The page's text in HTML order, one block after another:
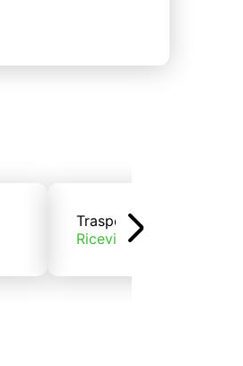
Trasporto su treno
Ricevi offerte